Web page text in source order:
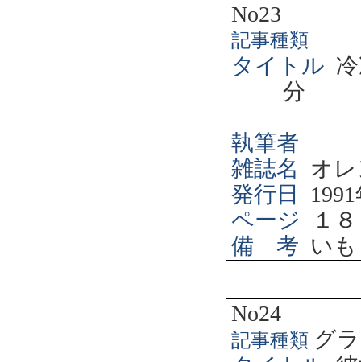
No23
記事種類
タイトル
分
執筆者
雑誌名
オ
発行日
1991
ページ
１
備 考 い
No24
記事種類 グ